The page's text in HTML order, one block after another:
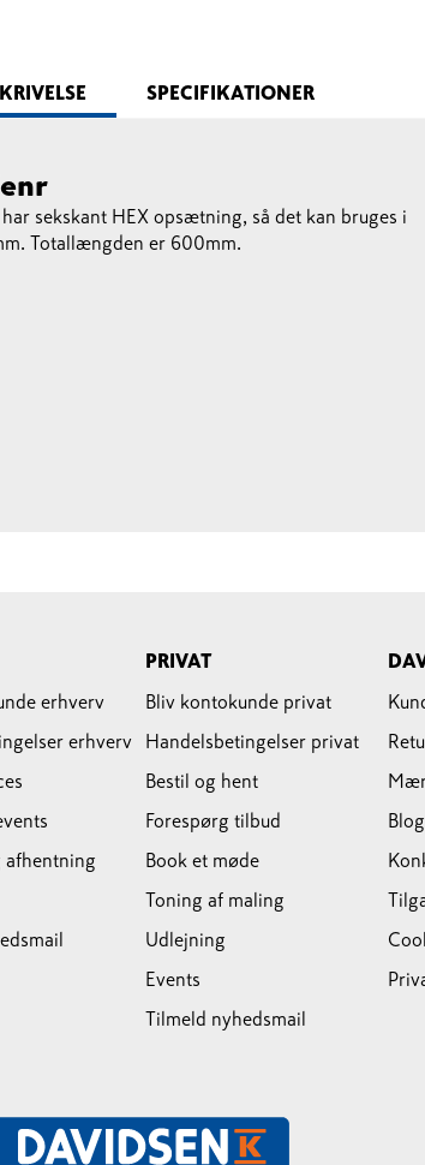
SPECIFIKATIONER
sekskant HEX opsætning, så det kan bruges i
Totallængden er 600mm.
erhverv
erhverv
afhentning
PRIVAT
Bliv kontokunde privat
Handelsbetingelser privat
Bestil og hent
Forespørg tilbud
Book et møde
Toning af maling
Udlejning
Events
Tilmeld nyhedsmail
Blog